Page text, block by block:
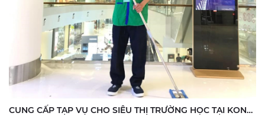
CUNG CẤP TẠP VỤ CHO SIÊU THỊ TRƯỜNG HỌC TẠI KON